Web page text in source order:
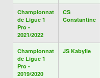
Championnat
de Ligue 1
Pro -
2021/2022
CS
Constantine
Championnat
de Ligue 1
Pro -
2019/2020
JS Kabylie